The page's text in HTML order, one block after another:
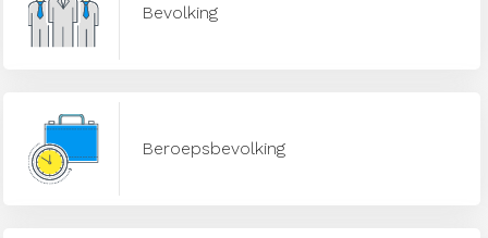
Bevolking
Beroepsbevolking